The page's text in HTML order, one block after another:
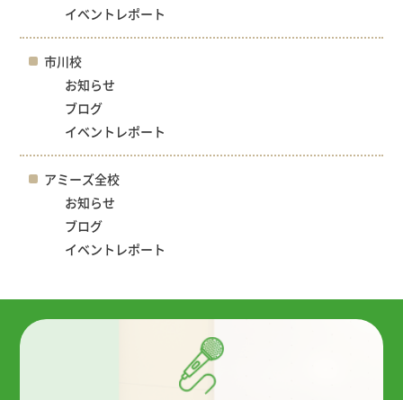
イベントレポート
市川校
お知らせ
ブログ
イベントレポート
アミーズ全校
お知らせ
ブログ
イベントレポート